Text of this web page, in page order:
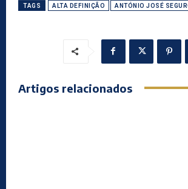
TAGS ALTA DEFINIÇÃO ANTÓNIO JOSÉ
Artigos relacionados